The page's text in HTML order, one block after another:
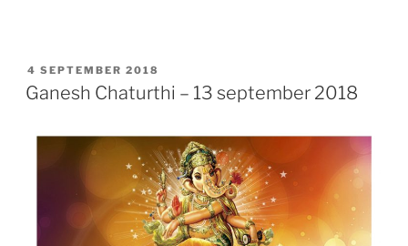
GEPLAATST
OP
4 SEPTEMBER 2018
Ganesh Chaturthi – 13 september 2018